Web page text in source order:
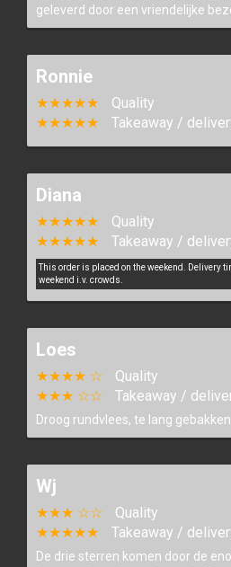
geleverd door een vriendelijke
Ronnie
★★★★★
Quality
★★★★★
Takeaway /
Diana
★★★★★
Quality
★★★★★
Takeaway /
This order is placed on the weekend. Delivery
weekend i.v. crowds.
Loes
★★★★ ☆
Quality
★★★ ☆☆
Takeaway /
Droog rundvlees, te lang gebakken,
Wj
★★★ ☆☆
Quality
★★★★★
Takeaway /
De drie sterren komen door de